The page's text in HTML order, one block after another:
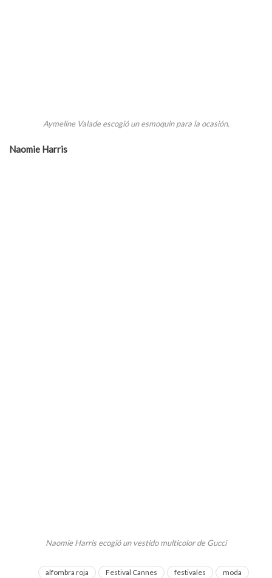
Aymeline Valade escogió un esmoquin para la ocasión.
Naomie Harris
Naomie Harris ecogió un vestido multicolor de Gucci
alfombra roja Festival Cannes festivales moda